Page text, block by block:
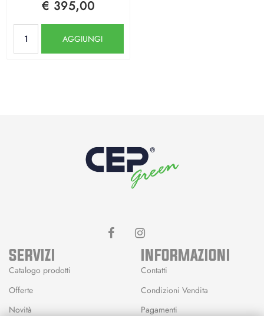
€ 395,00
AGGIUNGI
SERVIZI
Catalogo prodotti
Offerte
Novità
INFORMAZIONI
Contatti
Condizioni Vendita
Pagamenti